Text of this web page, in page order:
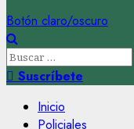
Botón claro/oscuro
Buscar:
Suscríbete
Inicio
Policiales